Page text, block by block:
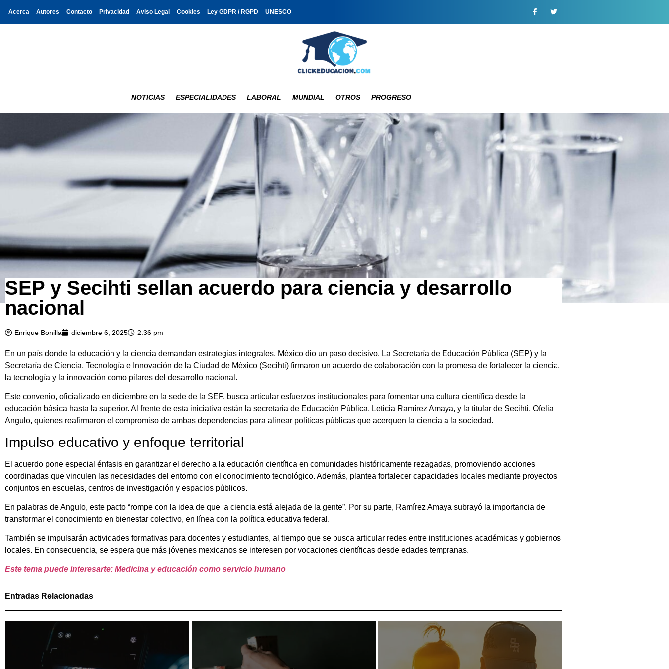
Acerca Autores Contacto Privacidad Aviso Legal Cookies Ley GDPR / RGPD UNESCO
NOTICIAS ESPECIALIDADES LABORAL MUNDIAL OTROS PROGRESO
SEP y Secihti sellan acuerdo para ciencia y desarrollo
nacional
Enrique Bonilla diciembre 6, 2025 2:36 pm
En un país donde la educación y la ciencia demandan estrategias integrales, México dio un paso decisivo. La Secretaría de Educación Pública (SEP) y la
Secretaría de Ciencia, Tecnología e Innovación de la Ciudad de México (Secihti) firmaron un acuerdo de colaboración con la promesa de fortalecer la ciencia,
la tecnología y la innovación como pilares del desarrollo nacional.
Este convenio, oficializado en diciembre en la sede de la SEP, busca articular esfuerzos institucionales para fomentar una cultura científica desde la
educación básica hasta la superior. Al frente de esta iniciativa están la secretaria de Educación Pública, Leticia Ramírez Amaya, y la titular de Secihti, Ofelia
Angulo, quienes reafirmaron el compromiso de ambas dependencias para alinear políticas públicas que acerquen la ciencia a la sociedad.
Impulso educativo y enfoque territorial
El acuerdo pone especial énfasis en garantizar el derecho a la educación científica en comunidades históricamente rezagadas, promoviendo acciones
coordinadas que vinculen las necesidades del entorno con el conocimiento tecnológico. Además, plantea fortalecer capacidades locales mediante proyectos
conjuntos en escuelas, centros de investigación y espacios públicos.
En palabras de Angulo, este pacto “rompe con la idea de que la ciencia está alejada de la gente”. Por su parte, Ramírez Amaya subrayó la importancia de
transformar el conocimiento en bienestar colectivo, en línea con la política educativa federal.
También se impulsarán actividades formativas para docentes y estudiantes, al tiempo que se busca articular redes entre instituciones académicas y gobiernos
locales. En consecuencia, se espera que más jóvenes mexicanos se interesen por vocaciones científicas desde edades tempranas.
Este tema puede interesarte: Medicina y educación como servicio humano
Entradas Relacionadas